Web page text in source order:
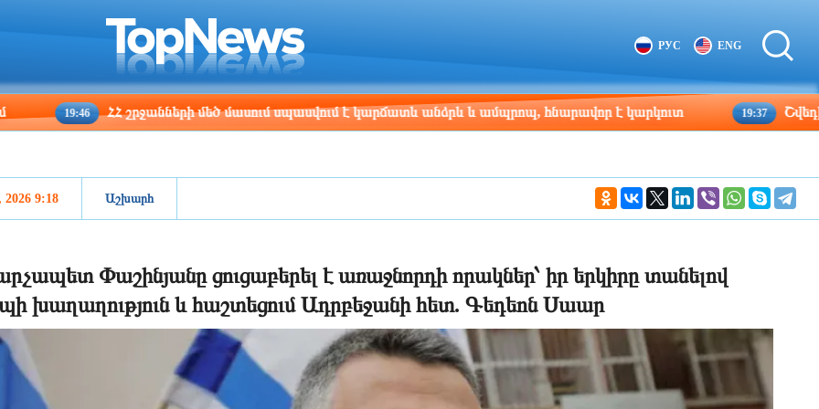
Los Angeles
09:00
Beijing
00:00 РУС ENG
ՀՀ շրջանների մեծ մասում սպասվում է կարճատև անձրև և ամպրոպ, հնարավոր է կարկուտ 19:37 Շվեդիայում
2026 9:18 Աշխարհ
Փաշինյանը ցուցաբերել է առաջնորդի որակներ՝ իր երկիրը տանելով
խաղաղություն և հաշտեցում Ադրբեջանի հետ. Գեդեոն Սաար